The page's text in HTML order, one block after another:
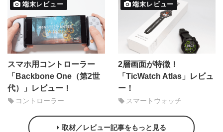
端末レビュー
スマホ用コントローラー
「Backbone One（第2世
代）」レビュー！
コントローラー
端末レビュー
2層画面が特徴！
「TicWatch Atlas」レビュ
ー！
スマートウォッチ
取材／レビュー記事をもっと見る